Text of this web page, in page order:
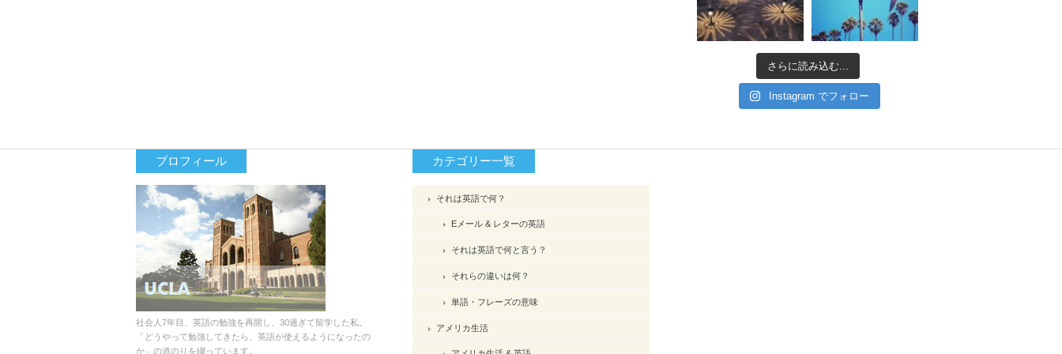
さらに読み込む...
Instagram でフォロー
プロフィール
社会人7年目、英語の勉強を再開し、30過ぎて留学した私。
「どうやって勉強してきたら、英語が使えるようになったの
か」の道のりを綴っています。
カテゴリー一覧
それは英語で何？
Eメール & レターの英語
それは英語で何と言う？
それらの違いは何？
単語・フレーズの意味
アメリカ生活